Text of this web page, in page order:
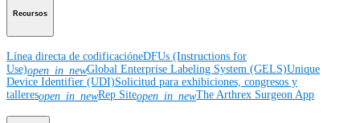
Recursos
Línea directa de codificacióneDFUs (Instructions for
Use)open_in_newGlobal Enterprise Labeling System (GELS)Unique
Device Identifier (UDI)Solicitud para exhibiciones, congresos y
talleresopen_in_newRep Siteopen_in_newThe Arthrex Surgeon App